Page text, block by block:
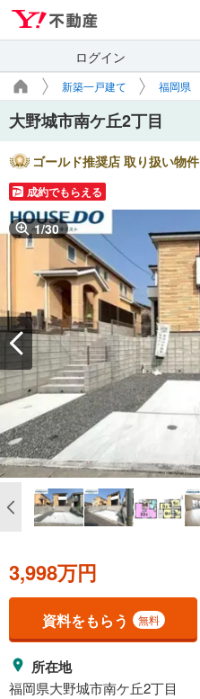
ログイン
新築一戸建て 福岡県
大野城市南ケ丘2丁目
ゴールド推奨店 取り扱い物件
成約でもらえる
1/30
3,998万円
資料をもらう 無料
所在地
福岡県大野城市南ケ丘2丁目